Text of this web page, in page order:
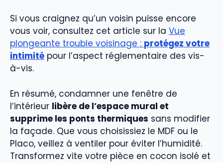
Si vous craignez qu’un voisin puisse encore
vous voir, consultez cet article sur la Vue
plongeante trouble voisinage : protégez votre
intimité pour l’aspect réglementaire des vis-
à-vis.
En résumé, condamner une fenêtre de
l’intérieur libère de l’espace mural et
supprime les ponts thermiques sans modifier
la façade. Que vous choisissiez le MDF ou le
Placo, veillez à ventiler pour éviter l’humidité.
Transformez vite votre pièce en cocon isolé et